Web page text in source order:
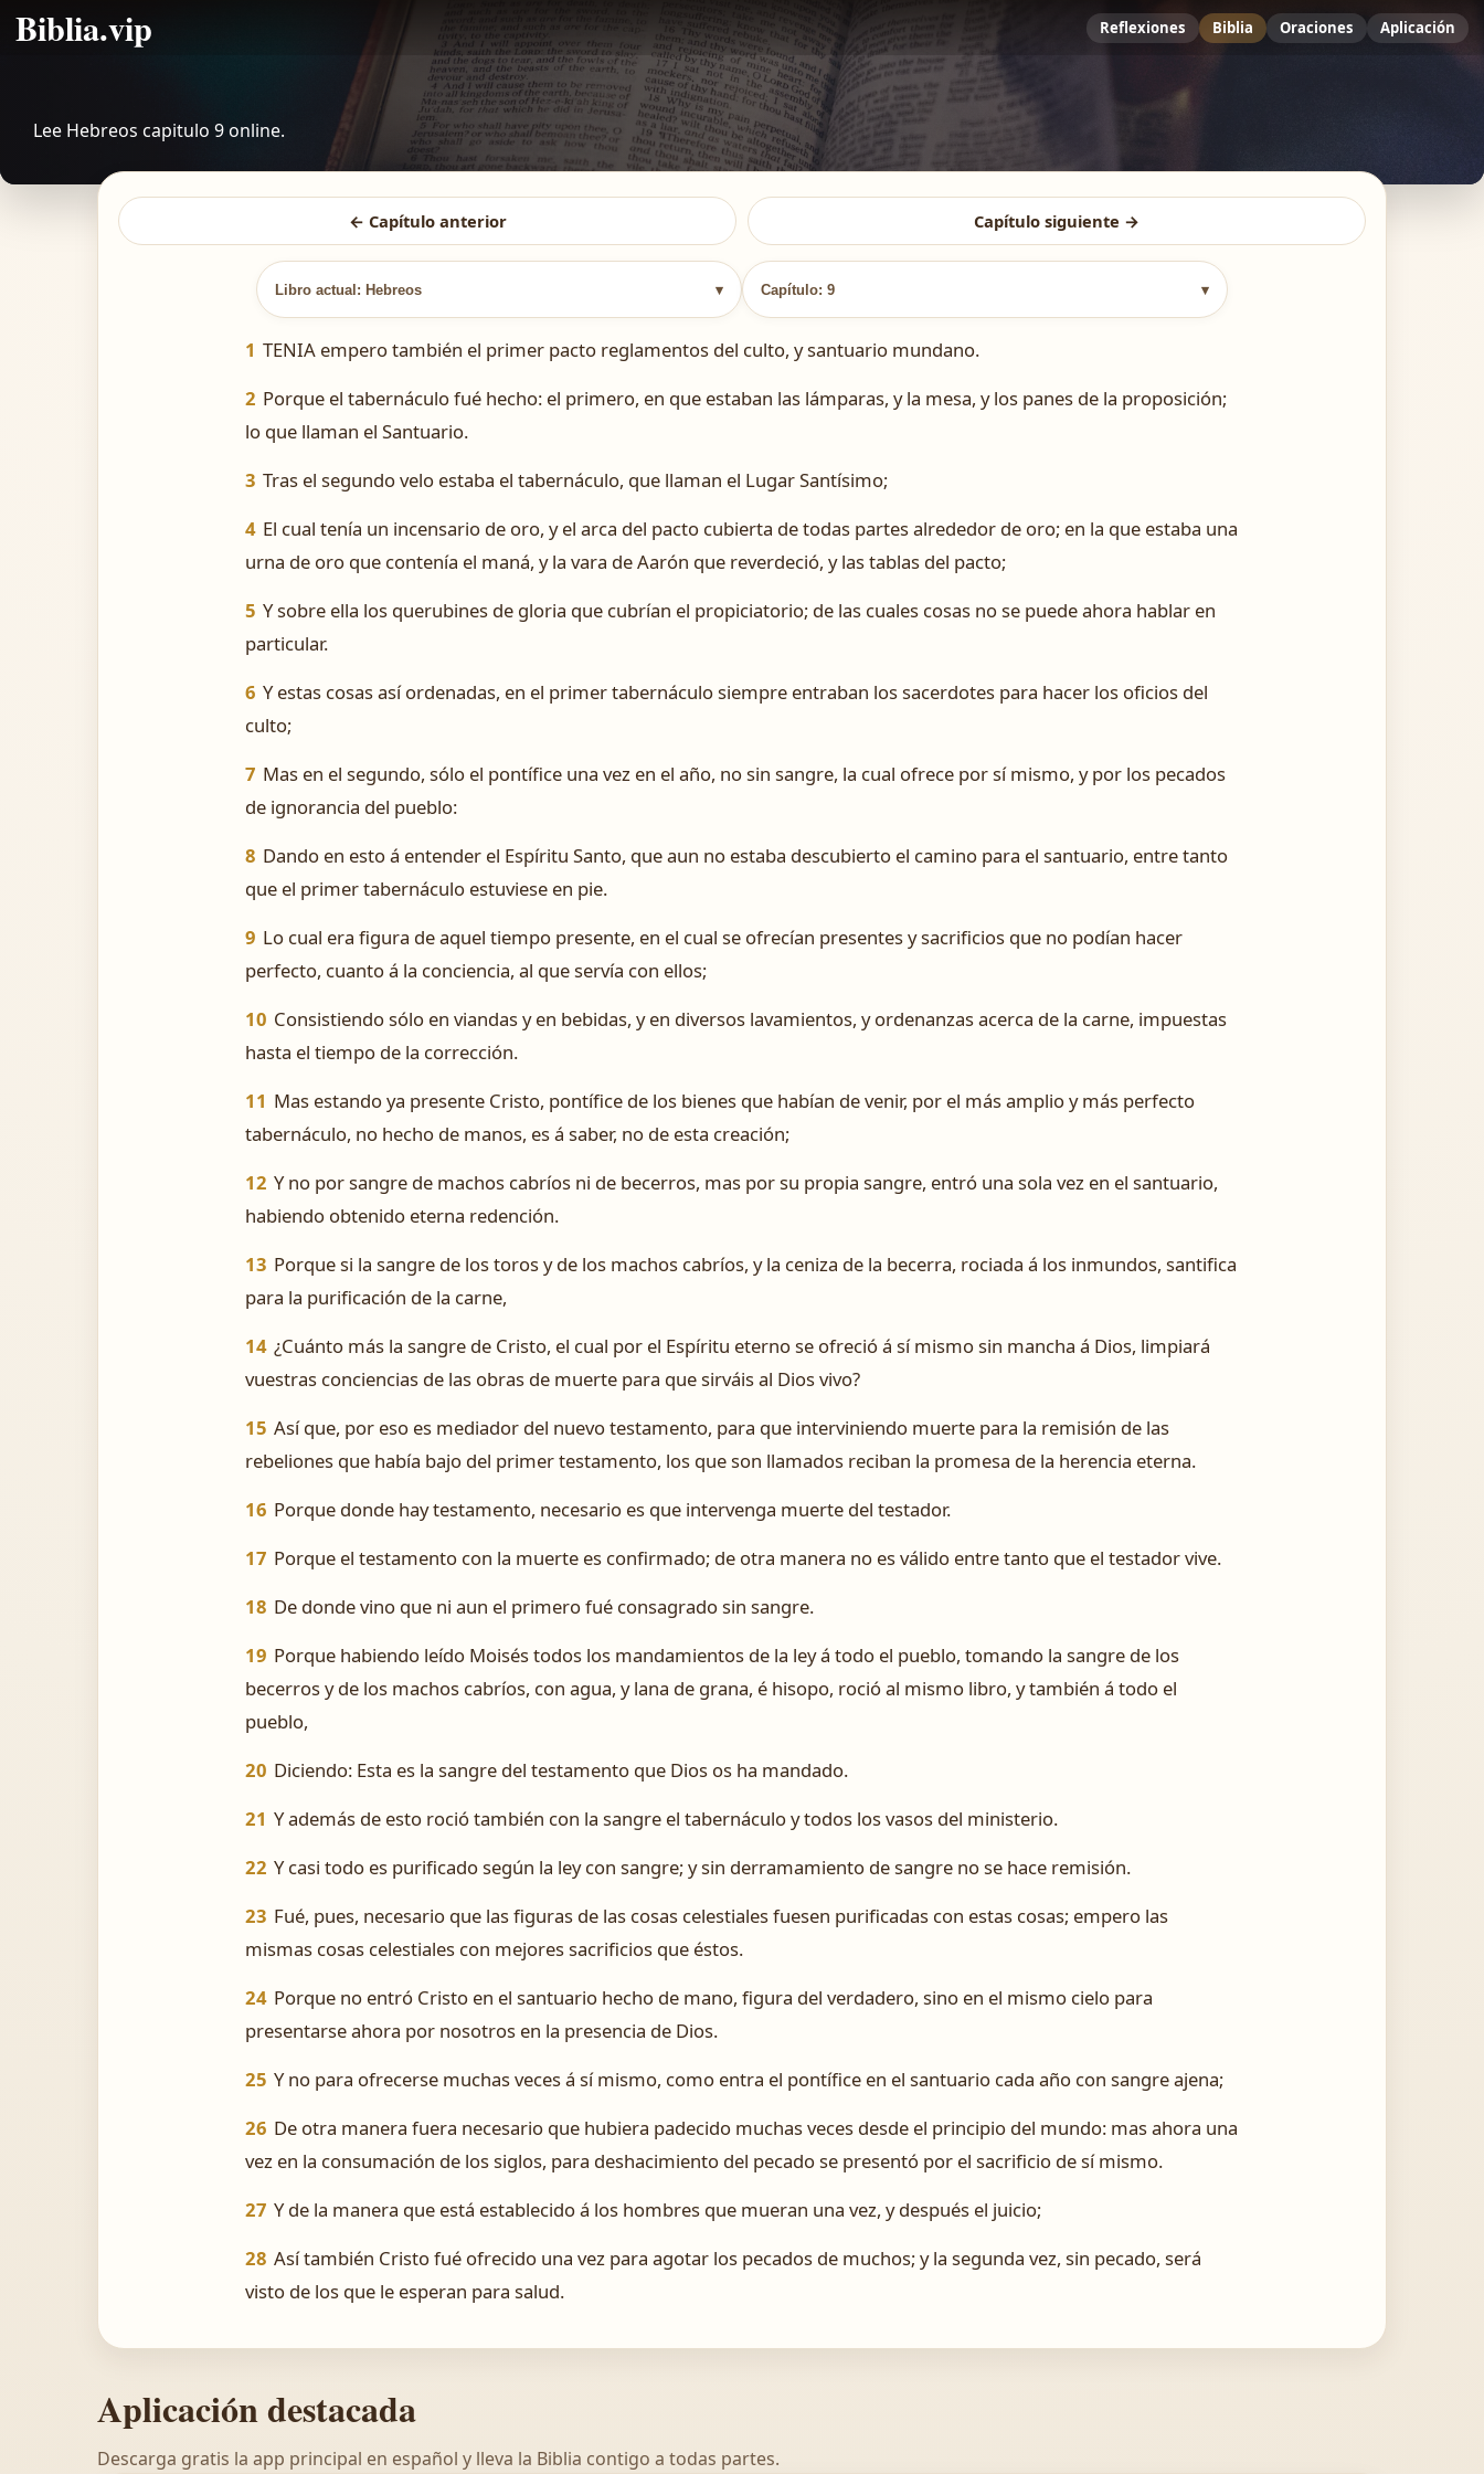
Biblia.vip Reflexiones Biblia Oraciones Aplicación
Lee Hebreos capitulo 9 online.
← Capítulo anterior Capítulo siguiente →
Libro actual: Hebreos ▾ Capítulo: 9 ▾
1 TENIA empero también el primer pacto reglamentos del culto, y santuario mundano.
2 Porque el tabernáculo fué hecho: el primero, en que estaban las lámparas, y la mesa, y los panes de la proposición;
lo que llaman el Santuario.
3 Tras el segundo velo estaba el tabernáculo, que llaman el Lugar Santísimo;
4 El cual tenía un incensario de oro, y el arca del pacto cubierta de todas partes alrededor de oro; en la que estaba una
urna de oro que contenía el maná, y la vara de Aarón que reverdeció, y las tablas del pacto;
5 Y sobre ella los querubines de gloria que cubrían el propiciatorio; de las cuales cosas no se puede ahora hablar en
particular.
6 Y estas cosas así ordenadas, en el primer tabernáculo siempre entraban los sacerdotes para hacer los oficios del
culto;
7 Mas en el segundo, sólo el pontífice una vez en el año, no sin sangre, la cual ofrece por sí mismo, y por los pecados
de ignorancia del pueblo:
8 Dando en esto á entender el Espíritu Santo, que aun no estaba descubierto el camino para el santuario, entre tanto
que el primer tabernáculo estuviese en pie.
9 Lo cual era figura de aquel tiempo presente, en el cual se ofrecían presentes y sacrificios que no podían hacer
perfecto, cuanto á la conciencia, al que servía con ellos;
10 Consistiendo sólo en viandas y en bebidas, y en diversos lavamientos, y ordenanzas acerca de la carne, impuestas
hasta el tiempo de la corrección.
11 Mas estando ya presente Cristo, pontífice de los bienes que habían de venir, por el más amplio y más perfecto
tabernáculo, no hecho de manos, es á saber, no de esta creación;
12 Y no por sangre de machos cabríos ni de becerros, mas por su propia sangre, entró una sola vez en el santuario,
habiendo obtenido eterna redención.
13 Porque si la sangre de los toros y de los machos cabríos, y la ceniza de la becerra, rociada á los inmundos, santifica
para la purificación de la carne,
14 ¿Cuánto más la sangre de Cristo, el cual por el Espíritu eterno se ofreció á sí mismo sin mancha á Dios, limpiará
vuestras conciencias de las obras de muerte para que sirváis al Dios vivo?
15 Así que, por eso es mediador del nuevo testamento, para que interviniendo muerte para la remisión de las
rebeliones que había bajo del primer testamento, los que son llamados reciban la promesa de la herencia eterna.
16 Porque donde hay testamento, necesario es que intervenga muerte del testador.
17 Porque el testamento con la muerte es confirmado; de otra manera no es válido entre tanto que el testador vive.
18 De donde vino que ni aun el primero fué consagrado sin sangre.
19 Porque habiendo leído Moisés todos los mandamientos de la ley á todo el pueblo, tomando la sangre de los
becerros y de los machos cabríos, con agua, y lana de grana, é hisopo, roció al mismo libro, y también á todo el
pueblo,
20 Diciendo: Esta es la sangre del testamento que Dios os ha mandado.
21 Y además de esto roció también con la sangre el tabernáculo y todos los vasos del ministerio.
22 Y casi todo es purificado según la ley con sangre; y sin derramamiento de sangre no se hace remisión.
23 Fué, pues, necesario que las figuras de las cosas celestiales fuesen purificadas con estas cosas; empero las
mismas cosas celestiales con mejores sacrificios que éstos.
24 Porque no entró Cristo en el santuario hecho de mano, figura del verdadero, sino en el mismo cielo para
presentarse ahora por nosotros en la presencia de Dios.
25 Y no para ofrecerse muchas veces á sí mismo, como entra el pontífice en el santuario cada año con sangre ajena;
26 De otra manera fuera necesario que hubiera padecido muchas veces desde el principio del mundo: mas ahora una
vez en la consumación de los siglos, para deshacimiento del pecado se presentó por el sacrificio de sí mismo.
27 Y de la manera que está establecido á los hombres que mueran una vez, y después el juicio;
28 Así también Cristo fué ofrecido una vez para agotar los pecados de muchos; y la segunda vez, sin pecado, será
visto de los que le esperan para salud.
Aplicación destacada
Descarga gratis la app principal en español y lleva la Biblia contigo a todas partes.